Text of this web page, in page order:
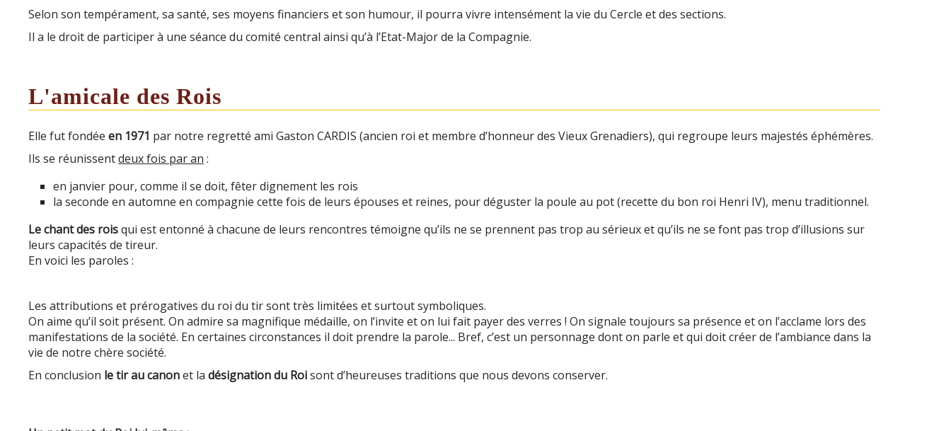
Selon son tempérament, sa santé, ses moyens financiers et son humour, il pourra vivre intensément la vie du Cercle et des sections.
Il a le droit de participer à une séance du comité central ainsi qu’à l’Etat-Major de la Compagnie.
L'amicale des Rois
Elle fut fondée en 1971 par notre regretté ami Gaston CARDIS (ancien roi et membre d’honneur des Vieux Grenadiers), qui regroupe leurs majestés éphémères.
Ils se réunissentdeux fois par an :
en janvier pour, comme il se doit, fêter dignement les rois
la seconde en automne en compagnie cette fois de leurs épouses et reines, pour déguster la poule au pot (recette du bon roi Henri IV), menu traditionnel.
Le chant des roisqui est entonné à chacune de leurs rencontres témoigne qu’ils ne se prennent pas trop au sérieux et qu’ils ne se font pas trop d’illusions sur
leurs capacités de tireur.
En voici les paroles :
Les attributions et prérogatives du roi du tir sont très limitées et surtout symboliques.
On aime qu’il soit présent. On admire sa magnifique médaille, on l’invite et on lui fait payer des verres ! On signale toujours sa présence et on l’acclame lors des
manifestations de la société. En certaines circonstances il doit prendre la parole... Bref, c’est un personnage dont on parle et qui doit créer de l’ambiance dans la
vie de notre chère société.
En conclusion le tir au canonet la désignation du Roisont d’heureuses traditions que nous devons conserver.